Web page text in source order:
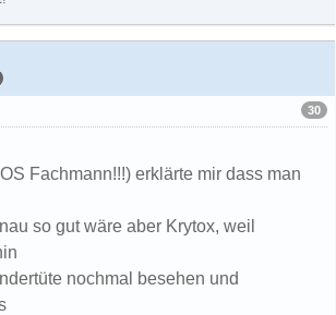
30
Fachmann!!!) erklärte mir dass man
so gut wäre aber Krytox, weil
nochmal besehen und